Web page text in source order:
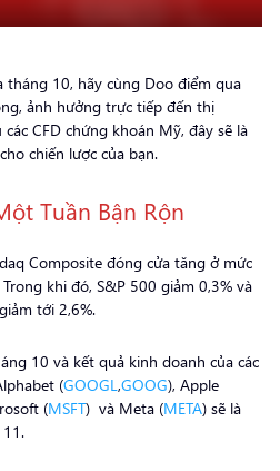
tháng 10, hãy cùng Doo điểm qua
ảnh hưởng trực tiếp đến thị
CFD chứng khoán Mỹ, đây sẽ là
chiến lược của bạn.
Tuần Bận Rộn
Composite đóng cửa tăng ở mức
khi đó, S&P 500 giảm 0,3% và
tới 2,6%.
10 và kết quả kinh doanh của các
(GOOGL ,GOOG), Apple
(MSFT) và Meta (META) sẽ là